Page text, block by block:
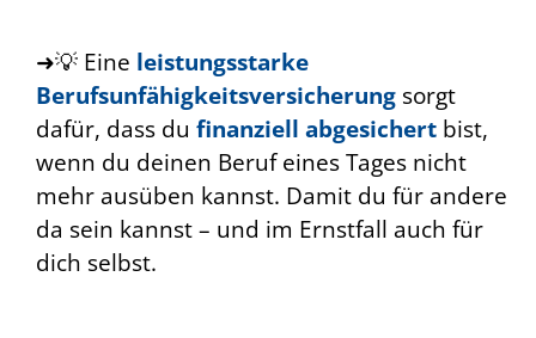
➜💡 Eine leistungsstarke
Berufsunfähigkeitsversicherung sorgt
dafür, dass du finanziell abgesichert bist,
wenn du deinen Beruf eines Tages nicht
mehr ausüben kannst. Damit du für andere
da sein kannst – und im Ernstfall auch für
dich selbst.